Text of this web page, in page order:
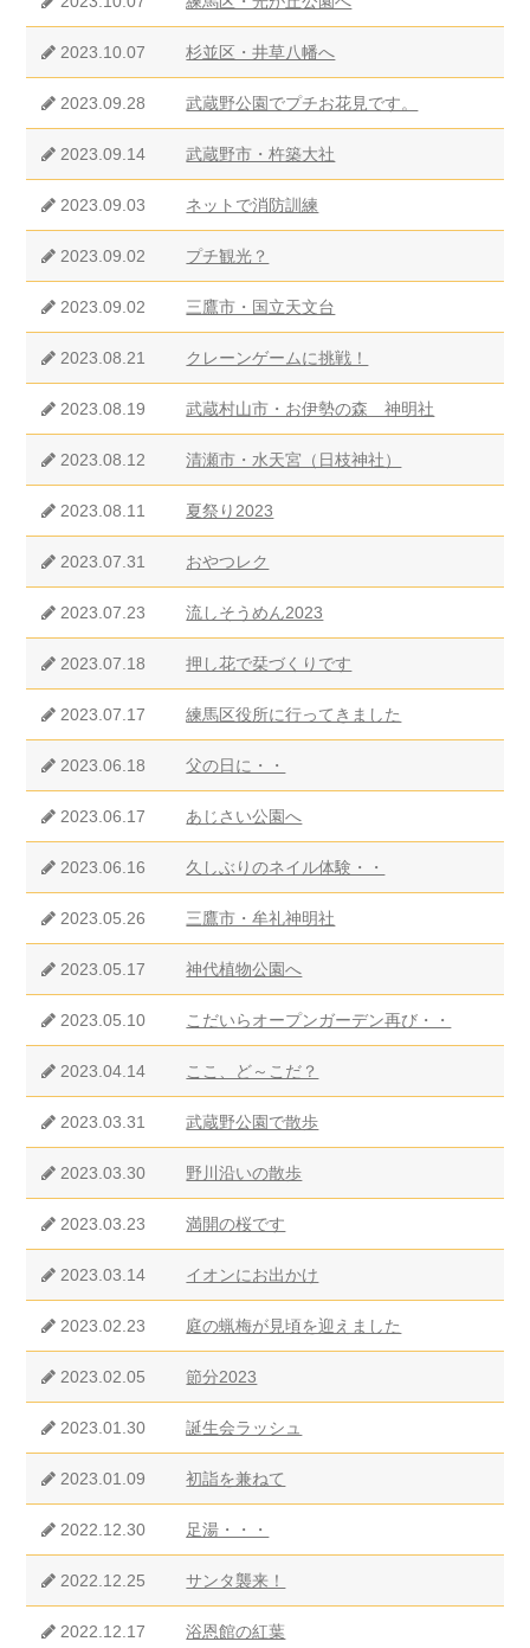
2023.10.07 杉並区・井草八幡へ
2023.09.28 武蔵野公園でプチお花見です。
2023.09.14 武蔵野市・杵築大社
2023.09.03 ネットで消防訓練
2023.09.02 プチ観光？
2023.09.02 三鷹市・国立天文台
2023.08.21 クレーンゲームに挑戦！
2023.08.19 武蔵村山市・お伊勢の森 神明社
2023.08.12 清瀬市・水天宮（日枝神社）
2023.08.11 夏祭り2023
2023.07.31 おやつレク
2023.07.23 流しそうめん2023
2023.07.18 押し花で栞づくりです
2023.07.17 練馬区役所に行ってきました
2023.06.18 父の日に・・
2023.06.17 あじさい公園へ
2023.06.16 久しぶりのネイル体験・・
2023.05.26 三鷹市・牟礼神明社
2023.05.17 神代植物公園へ
2023.05.10 こだいらオープンガーデン再び・・
2023.04.14 ここ、ど～こだ？
2023.03.31 武蔵野公園で散歩
2023.03.30 野川沿いの散歩
2023.03.23 満開の桜です
2023.03.14 イオンにお出かけ
2023.02.23 庭の蝋梅が見頃を迎えました
2023.02.05 節分2023
2023.01.30 誕生会ラッシュ
2023.01.09 初詣を兼ねて
2022.12.30 足湯・・・
2022.12.25 サンタ襲来！
2022.12.17 浴恩館の紅葉